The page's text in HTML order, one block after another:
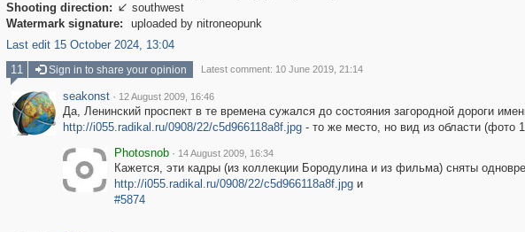
Shooting direction:  southwest
Watermark signature:
uploaded by nitroneopunk
Last edit 15 October 2024, 13:04
11 Sign in to share your opinion Latest comment: 10 June 2019, 21:14
seakonst · 12 August 2009, 16:46
Да, Ленинский проспект в те времена сужался до состояния загородной дороги
http://i055.radikal.ru/0908/22/c5d966118a8f.jpg- то же место, но вид из области (фото
Photosnob · 14 August 2009, 16:34
Кажется, эти кадры (из коллекции Бородулина и из фильма) сняты
http://i055.radikal.ru/0908/22/c5d966118a8f.jpgи
#5874